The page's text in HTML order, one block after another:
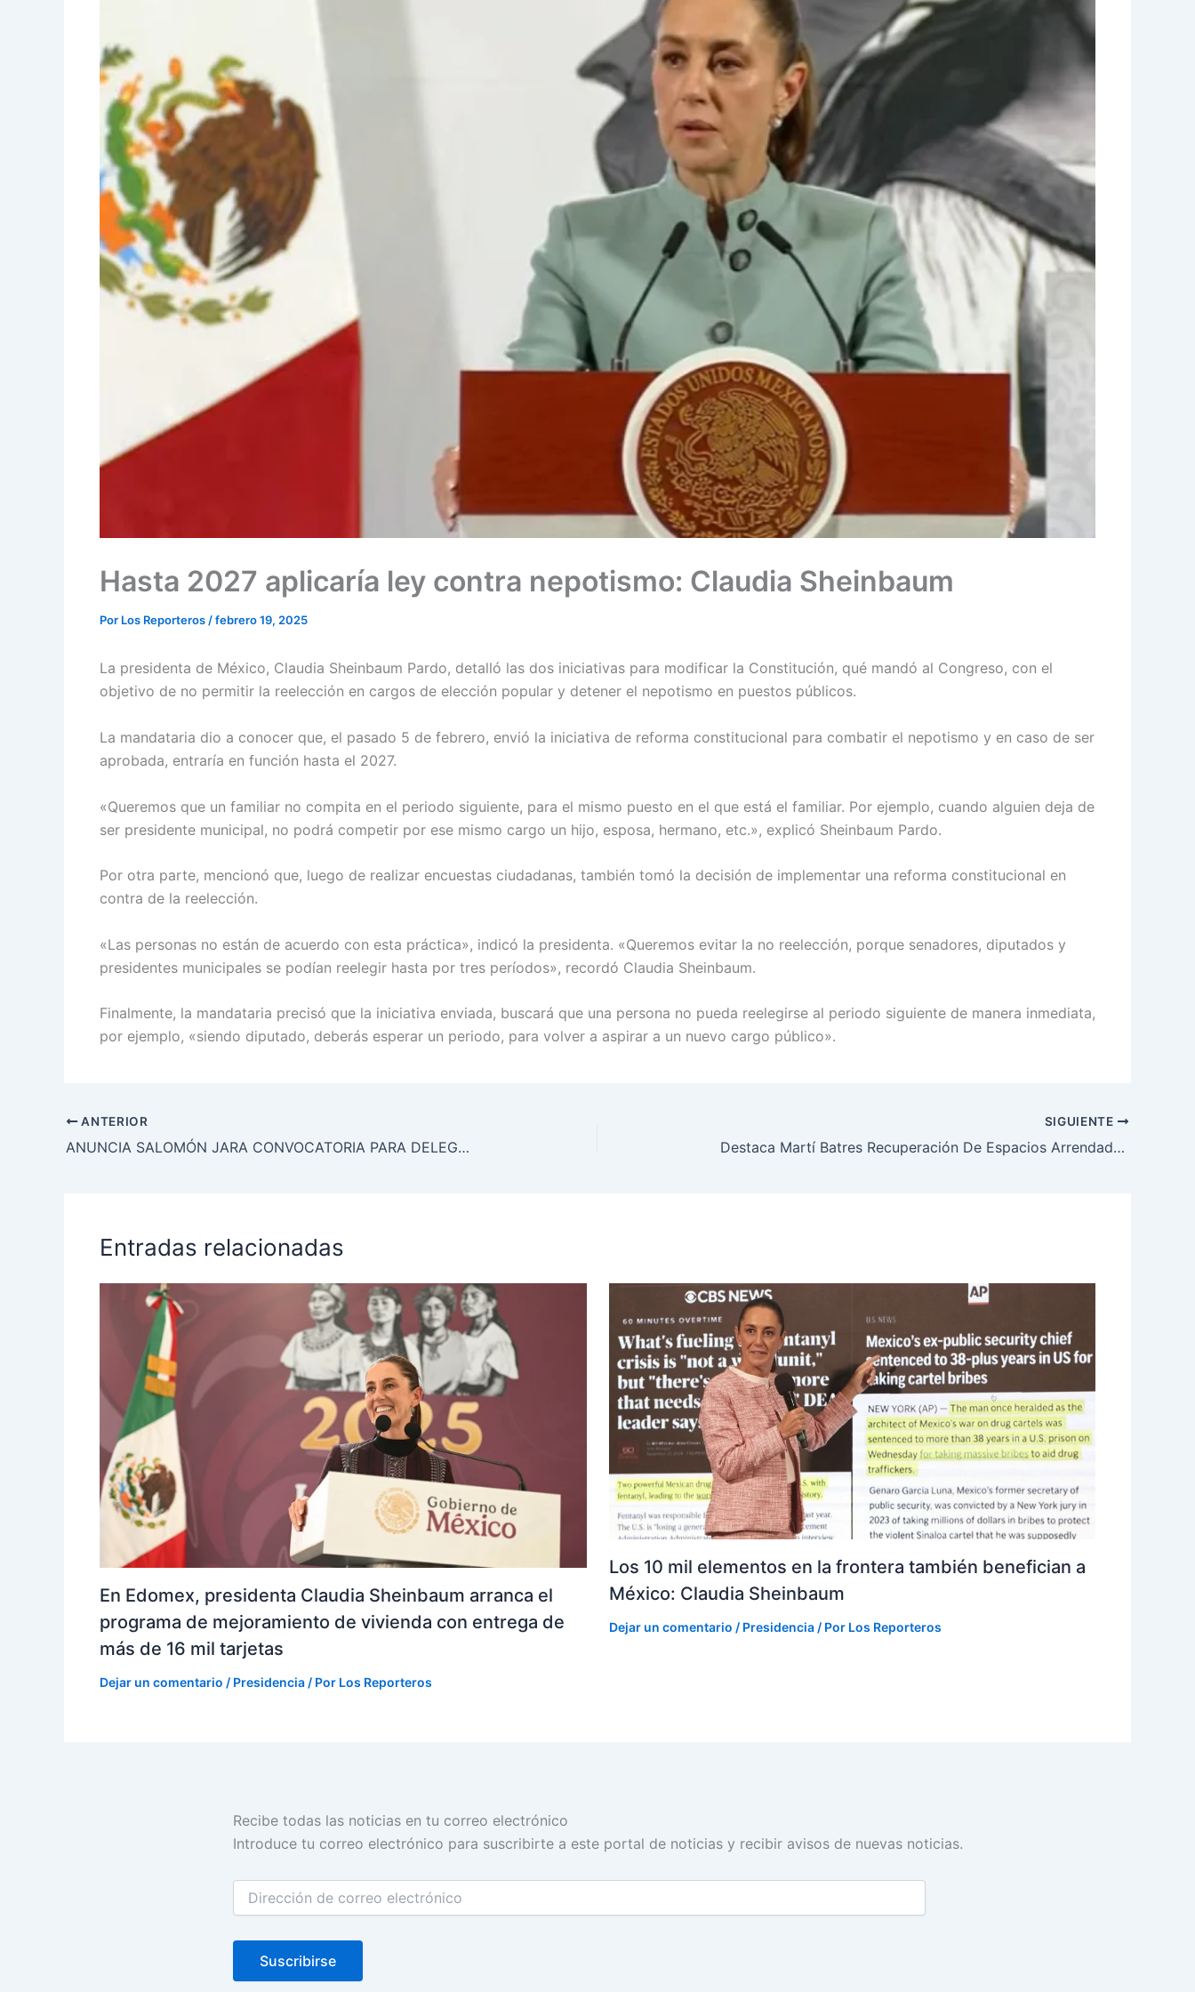
Hasta 2027 aplicaría ley contra nepotismo: Claudia Sheinbaum
Por Los Reporteros/febrero 19, 2025
La presidenta de México, Claudia Sheinbaum Pardo, detalló las dos iniciativas para modificar la Constitución, qué mandó al Congreso, con el
objetivo de no permitir la reelección en cargos de elección popular y detener el nepotismo en puestos públicos.
La mandataria dio a conocer que, el pasado 5 de febrero, envió la iniciativa de reforma constitucional para combatir el nepotismo y en caso de ser
aprobada, entraría en función hasta el 2027.
«Queremos que un familiar no compita en el periodo siguiente, para el mismo puesto en el que está el familiar. Por ejemplo, cuando alguien deja de
ser presidente municipal, no podrá competir por ese mismo cargo un hijo, esposa, hermano, etc.», explicó Sheinbaum Pardo.
Por otra parte, mencionó que, luego de realizar encuestas ciudadanas, también tomó la decisión de implementar una reforma constitucional en
contra de la reelección.
«Las personas no están de acuerdo con esta práctica», indicó la presidenta. «Queremos evitar la no reelección, porque senadores, diputados y
presidentes municipales se podían reelegir hasta por tres períodos», recordó Claudia Sheinbaum.
Finalmente, la mandataria precisó que la iniciativa enviada, buscará que una persona no pueda reelegirse al periodo siguiente de manera inmediata,
por ejemplo, «siendo diputado, deberás esperar un periodo, para volver a aspirar a un nuevo cargo público».
ANTERIOR
ANUNCIA SALOMÓN JARA CONVOCATORIA PARA DELEGACIONES DE LA GUELAGUETZA 2025
SIGUIENTE
Destaca Martí Batres Recuperación De Espacios Arrendados Por Fundación ISSSTE Como Parte Del Combate A La Corrupción Dentro El Organismo
Entradas relacionadas
En Edomex, presidenta Claudia Sheinbaum arranca el
programa de mejoramiento de vivienda con entrega de
más de 16 mil tarjetas
Dejar un comentario / Presidencia / Por Los Reporteros
Los 10 mil elementos en la frontera también benefician a
México: Claudia Sheinbaum
Dejar un comentario / Presidencia/ Por Los Reporteros
Recibe todas las noticias en tu correo electrónico
Introduce tu correo electrónico para suscribirte a este portal de noticias y recibir avisos de nuevas noticias.
Dirección
correo
Suscribirse